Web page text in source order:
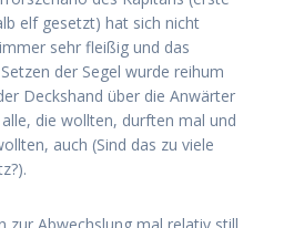
elf gesetzt) hat sich nicht
sehr fleißig und das
der Segel wurde reihum
Deckshand über die Anwärter
die wollten, durften mal und
auch (Sind das zu viele